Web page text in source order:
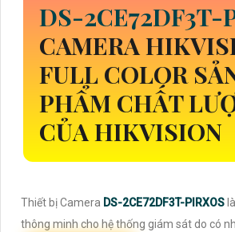
DS-2CE72DF3T-
CAMERA
FULL COLOR
PHẨM CHẤT
CỦA HIKVISION
Thiết bị Camera DS-2CE72DF3T-PIRXOS
thông minh cho hệ thống giám sát do có